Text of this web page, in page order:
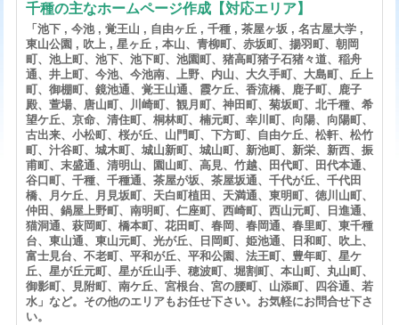
千種の主なホームページ作成【対応エリア】
「池下 , 今池 , 覚王山 , 自由ヶ丘 , 千種 , 茶屋ヶ坂 , 名古屋大学 ,
東山公園 , 吹上 , 星ヶ丘 , 本山、青柳町、赤坂町、揚羽町、朝岡
町、池上町、池下、池下町、池園町、猪高町猪子石猪々道、稲舟
通、井上町、今池、今池南、上野、内山、大久手町、大島町、丘上
町、御棚町、鏡池通、覚王山通、霞ケ丘、香流橋、鹿子町、鹿子
殿、萱場、唐山町、川崎町、観月町、神田町、菊坂町、北千種、希
望ケ丘、京命、清住町、桐林町、楠元町、幸川町、向陽、向陽町、
古出来、小松町、桜が丘、山門町、下方町、自由ケ丘、松軒、松竹
町、汁谷町、城木町、城山新町、城山町、新池町、新栄、新西、振
甫町、末盛通、清明山、園山町、高見、竹越、田代町、田代本通、
谷口町、千種、千種通、茶屋が坂、茶屋坂通、千代が丘、千代田
橋、月ケ丘、月見坂町、天白町植田、天満通、東明町、徳川山町、
仲田、鍋屋上野町、南明町、仁座町、西崎町、西山元町、日進通、
猫洞通、萩岡町、橋本町、花田町、春岡、春岡通、春里町、東千種
台、東山通、東山元町、光が丘、日岡町、姫池通、日和町、吹上、
富士見台、不老町、平和が丘、平和公園、法王町、豊年町、星ケ
丘、星が丘元町、星が丘山手、穂波町、堀割町、本山町、丸山町、
御影町、見附町、南ケ丘、宮根台、宮の腰町、山添町、四谷通、若
水」など。その他のエリアもお任せ下さい。お気軽にお問合せ下さ
い。